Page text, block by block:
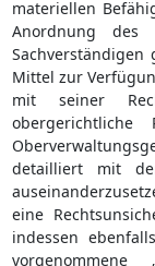
materiellen
Anordnung des
Sachverständigen
Mittel zur
mit seiner
obergerichtliche
detailliert mit
eine
indessen